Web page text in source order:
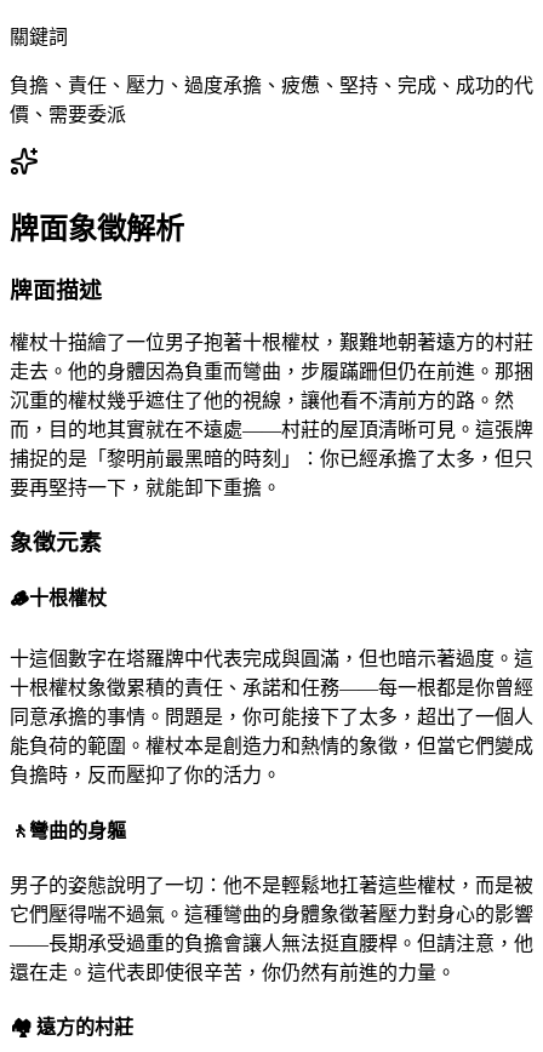
關鍵詞
負擔、責任、壓力、過度承擔、疲憊、堅持、完成、成功的代
價、需要委派
牌面象徵解析
牌面描述
權杖十描繪了一位男子抱著十根權杖，艱難地朝著遠方的村莊
走去。他的身體因為負重而彎曲，步履蹣跚但仍在前進。那捆
沉重的權杖幾乎遮住了他的視線，讓他看不清前方的路。然
而，目的地其實就在不遠處——村莊的屋頂清晰可見。這張牌
捕捉的是「黎明前最黑暗的時刻」：你已經承擔了太多，但只
要再堅持一下，就能卸下重擔。
象徵元素
🪵十根權杖
十這個數字在塔羅牌中代表完成與圓滿，但也暗示著過度。這
十根權杖象徵累積的責任、承諾和任務——每一根都是你曾經
同意承擔的事情。問題是，你可能接下了太多，超出了一個人
能負荷的範圍。權杖本是創造力和熱情的象徵，但當它們變成
負擔時，反而壓抑了你的活力。
🚶 彎曲的身軀
男子的姿態說明了一切：他不是輕鬆地扛著這些權杖，而是被
它們壓得喘不過氣。這種彎曲的身體象徵著壓力對身心的影響
——長期承受過重的負擔會讓人無法挺直腰桿。但請注意，他
還在走。這代表即使很辛苦，你仍然有前進的力量。
🏘 ️ 遠方的村莊